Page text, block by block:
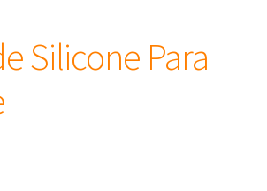
Silicone Para